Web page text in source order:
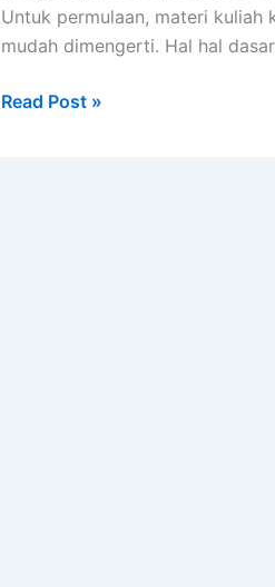
Untuk permulaan, materi kuliah
mudah dimengerti. Hal hal
Ketahui
Read Post »